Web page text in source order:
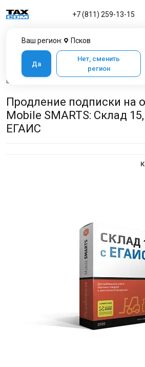
Ваш регион: Псков
Да
Нет, сменить
регион
+7 (811) 259-13-15
Cleverence
Mobile Smarts: Склад 15
Mobile SMARTS: Склад 15 с ЕГАИС
Продление подписки на обновления Mobile
ЕГАИС
Продление подписки на
Mobile SMARTS: Склад
ЕГАИС